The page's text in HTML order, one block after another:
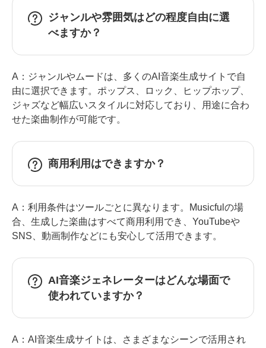
ジャンルや雰囲気はどの程度自由に選
べますか？
A：ジャンルやムードは、多くのAI音楽生成サイトで自
由に選択できます。ポップス、ロック、ヒップホップ、
ジャズなど幅広いスタイルに対応しており、用途に合わ
せた楽曲制作が可能です。
商用利用はできますか？
A：利用条件はツールごとに異なります。Musicfulの場
合、生成した楽曲はすべて商用利用でき、YouTubeや
SNS、動画制作などにも安心して活用できます。
AI音楽ジェネレーターはどんな場面で
使われていますか？
A：AI音楽生成サイトは、さまざまなシーンで活用され